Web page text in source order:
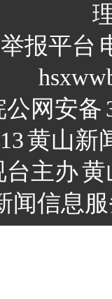
报平台
公网安备
黄山新
台主办黄
闻信息